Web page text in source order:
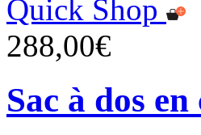
Quick Shop
288,00€
Sac à dos